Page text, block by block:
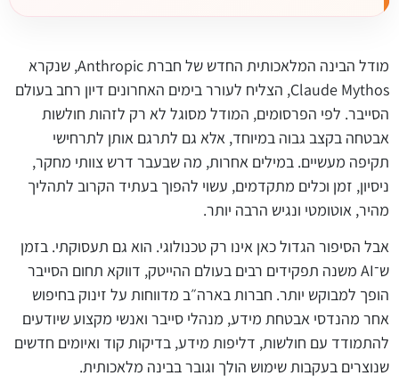
מודל הבינה המלאכותית החדש של חברת Anthropic, שנקרא
Claude Mythos, הצליח לעורר בימים האחרונים דיון רחב בעולם
הסייבר. לפי הפרסומים, המודל מסוגל לא רק לזהות חולשות
אבטחה בקצב גבוה במיוחד, אלא גם לתרגם אותן לתרחישי
תקיפה מעשיים. במילים אחרות, מה שבעבר דרש צוותי מחקר,
ניסיון, זמן וכלים מתקדמים, עשוי להפוך בעתיד הקרוב לתהליך
מהיר, אוטומטי ונגיש הרבה יותר.
אבל הסיפור הגדול כאן אינו רק טכנולוגי. הוא גם תעסוקתי. בזמן
ש־AI משנה תפקידים רבים בעולם ההייטק, דווקא תחום הסייבר
הופך למבוקש יותר. חברות בארה״ב מדווחות על זינוק בחיפוש
אחר מהנדסי אבטחת מידע, מנהלי סייבר ואנשי מקצוע שיודעים
להתמודד עם חולשות, דליפות מידע, בדיקות קוד ואיומים חדשים
שנוצרים בעקבות שימוש הולך וגובר בבינה מלאכותית.